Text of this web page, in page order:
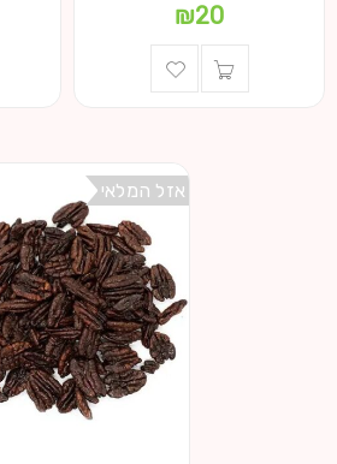
₪20
אזל המלאי